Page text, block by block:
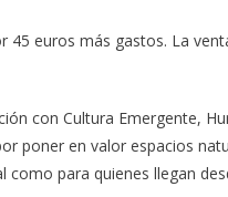
45 euros más gastos. La
con Cultura Emergente,
poner en valor espacios
para quienes llegan